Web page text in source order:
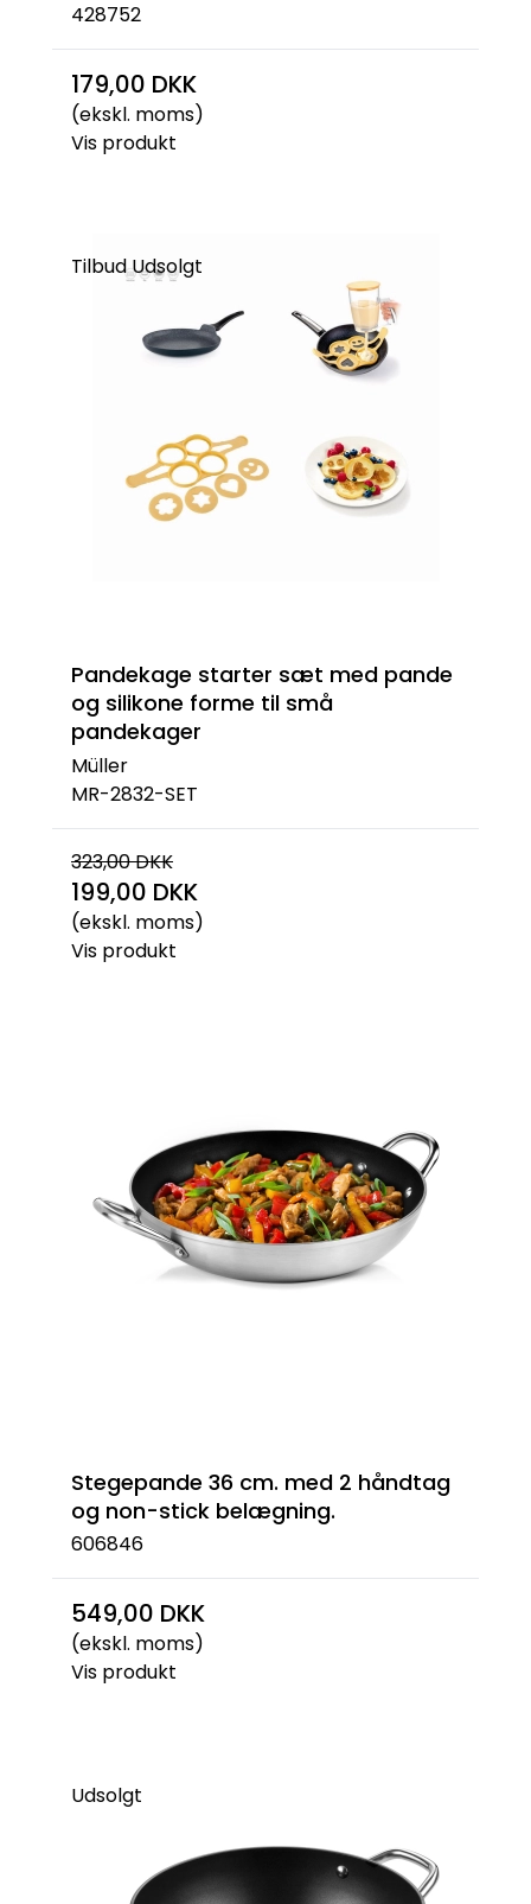
428752
179,00 DKK
(ekskl. moms)
Vis produkt
TilbudUdsolgt
Pandekage starter sæt med pande
og silikone forme til små
pandekager
Müller
MR-2832-SET
323,00 DKK
199,00 DKK
(ekskl. moms)
Vis produkt
Stegepande 36 cm. med 2 håndtag
og non-stick belægning.
606846
549,00 DKK
(ekskl. moms)
Vis produkt
Udsolgt